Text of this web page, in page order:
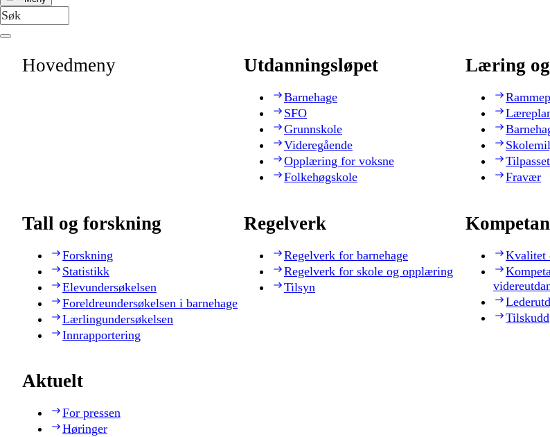
Hovedmeny Utdanningsløpet
Barnehage
SFO
Grunnskole
Videregående
Opplæring for voksne
Folkehøgskole
Læring
Fravær
Tall og forskning
Forskning
Statistikk
Elevundersøkelsen
Foreldreundersøkelsen i barnehage
Lærlingundersøkelsen
Innrapportering
Regelverk
Regelverk for barnehage
Regelverk for skole og opplæring
Tilsyn
Kvalitet
Tilskudd
Aktuelt
For pressen
Høringer